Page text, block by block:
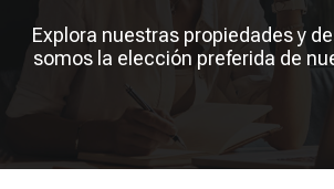
Explora nuestras propiedades y
somos la elección preferida de